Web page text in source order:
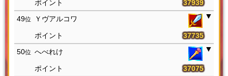
37939
49位 Ｙヴアルコワ
37735
50位 へべれけ
37075